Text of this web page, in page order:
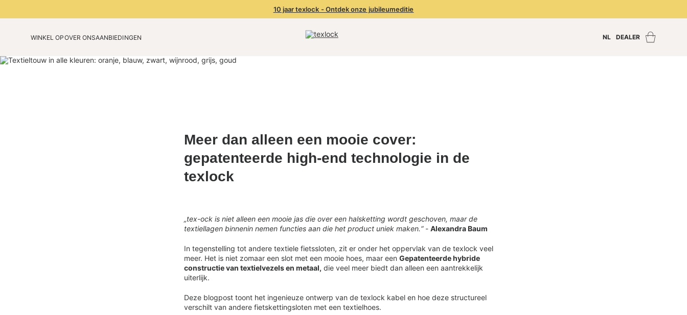
10 jaar texlock - Ontdek onze jubileumeditie
WINKEL OPOVER ONS
Onze technologie
AANBIEDINGEN
Verjaardagseditie
NL DEALER
Meer dan alleen een mooie cover:
gepatenteerde high-end technologie in de
texlock
„tex-ock is niet alleen een mooie jas die over een halsketting wordt geschoven, maar de
textiellagen binnenin nemen functies aan die het product uniek maken.“- Alexandra Baum
In tegenstelling tot andere textiele fietssloten, zit er onder het oppervlak van de texlock veel
meer. Het is niet zomaar een slot met een mooie hoes, maar een Gepatenteerde hybride
constructie van textielvezels en metaal, die veel meer biedt dan alleen een aantrekkelijk
uiterlijk.
Deze blogpost toont het ingenieuze ontwerp van de texlock kabel en hoe deze structureel
verschilt van andere fietskettingsloten met een textielhoes.